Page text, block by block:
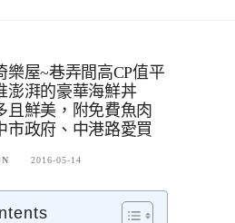
樂屋~巷弄間高CP值平
澎湃的豪華海鮮丼
且鮮美，附免費魚肉
市政府、中港路愛買
2016-05-14